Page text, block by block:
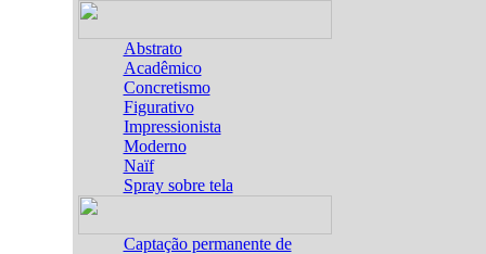
Abstrato
Acadêmico
Concretismo
Figurativo
Impressionista
Moderno
Naïf
Spray sobre tela
Captação permanente de